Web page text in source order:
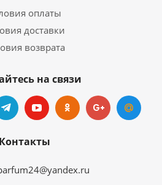
оплаты
доставки
возврата
на связи
Контакты